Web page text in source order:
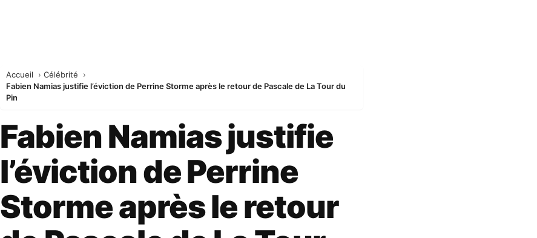
Accueil
Célébrité
Fabien Namias justifie l’éviction de Perrine Storme après le retour de Pascale de La Tour du
Pin
Fabien Namias justifie
l’éviction de Perrine
Storme après le retour